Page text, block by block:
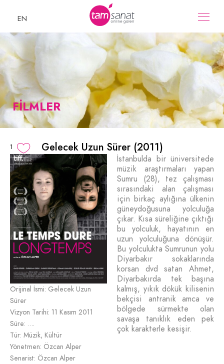
FİLMLER
1 Gelecek Uzun Sürer (2011)
Orijinal İsmi: Gelecek Uzun
Sürer
Vizyon Tarihi: 11 Kasım 2011
Süre: ….
Tür: Müzik, Kültür
Yönetmen: Özcan Alper
Senarist: Özcan Alper
İstanbulda bir üniversitede
müzik araştırmaları yapan
Sumru (28), tez çalışması
sırasındaki alan çalışması
için birkaç aylığına ülkenin
güneydoğusuna yolculuğa
çıkar. Kısa süreliğine çıktığı
bu yolculuk, hayatının en
uzun yolculuğuna dönüşür.
Bu yolculukta Sumrunun yolu
Diyarbakır sokaklarında
korsan dvd satan Ahmet,
Diyarbakırda tek başına
kalmış, yıkık dökük kilisenin
bekçisi antranik amca ve
bölgede sürmekte olan
savaşa tanıklık eden pek
çok karakterle kesişir.
EN